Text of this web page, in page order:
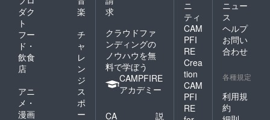
ダク
ト
楽
フー
ド・
飲食
店
チ
ャ
レ
ン
ジ
アニ
メ・
漫画
ス
ポ
ー
求
クラウドファ
ンディングの
ノウハウを無
料で学ぼう
CAMPFIRE
アカデミー
CA 説
ニ
ティ
CAM
PFI
RE
Crea
tion
CAM
PFI
RE
ニュー
ス
ヘルプ
お問い
合わせ
各種規定
利用規
約